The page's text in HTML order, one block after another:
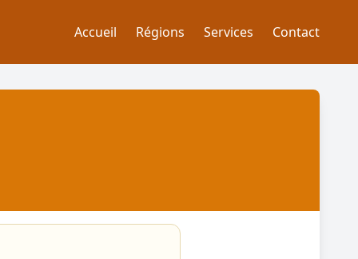
Accueil Régions Services Contact